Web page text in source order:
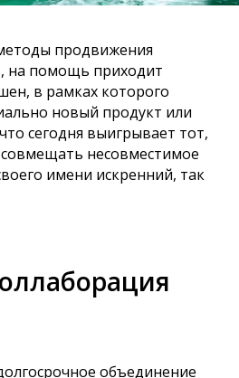
продвижения
на помощь приходит
в рамках которого
новый продукт или
сегодня выигрывает тот,
несовместимое
имени искренний, так
объединение